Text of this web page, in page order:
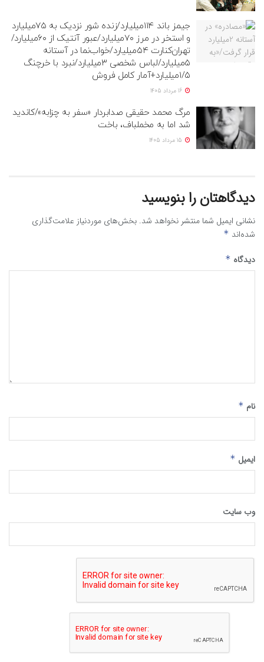
جیمز باند ۱۱۴میلیارد/زنده شور نزدیک به ۷۵میلیارد
و استخر در مرز ۷۰میلیارد/عبور آنتیک از ۶۰میلیارد/
تهران‌کنارت ۵۴میلیارد/خواب‌نما در آستانه
۵میلیارد/لباس شخصی ۳میلیارد/نبرد با خرچنگ
۱/۵میلیارد+آمار کامل فروش
مرگ محمد حقیقی صدابردار «سفر به چزابه»/کاندید
شد اما به مخملباف، باخت
دیدگاهتان را بنویسید
نشانی ایمیل شما منتشر نخواهد شد. بخش‌های موردنیاز علامت‌گذاری
شده‌اند *
دیدگاه *
نام *
ایمیل *
وب‌ سایت